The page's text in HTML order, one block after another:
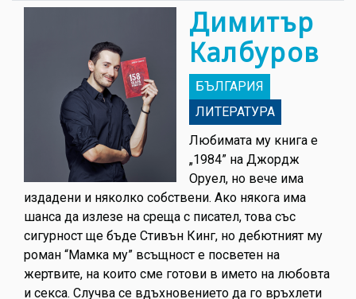
Димитър
Калбуров
БЪЛГАРИЯ
ЛИТЕРАТУРА
Любимата му книга е
„1984” на Джордж
Оруел, но вече има
издадени и няколко собствени. Ако някога има
шанса да излезе на среща с писател, това със
сигурност ще бъде Стивън Кинг, но дебютният му
роман “Мамка му” всъщност е посветен на
жертвите, на които сме готови в името на любовта
и секса. Случва се вдъхновението да го връхлети